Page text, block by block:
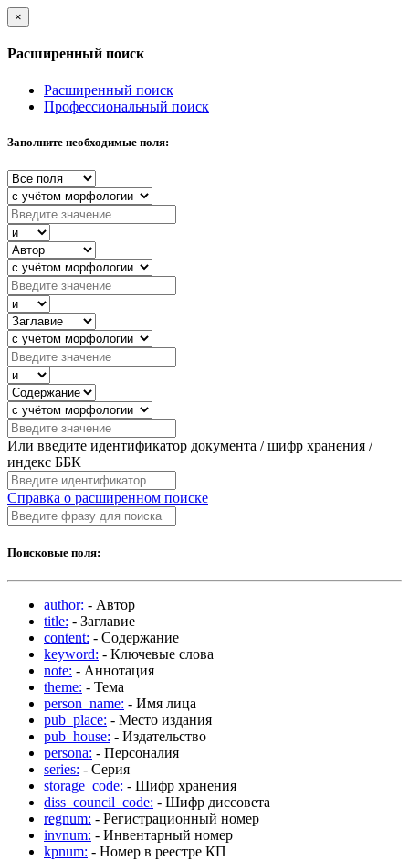
×
Расширенный поиск
Расширенный поиск
Профессиональный поиск
Заполните необходимые поля:
Или введите идентификатор документа / шифр хранения /
индекс ББК
Справка о расширенном поиске
Поисковые поля:
author: - Автор
title: - Заглавие
content: - Содержание
keyword: - Ключевые слова
note: - Аннотация
theme: - Тема
person_name: - Имя лица
pub_place: - Место издания
pub_house: - Издательство
persona: - Персоналия
series: - Серия
storage_code: - Шифр хранения
diss_council_code: - Шифр диссовета
regnum: - Регистрационный номер
invnum: - Инвентарный номер
kpnum: - Номер в реестре КП